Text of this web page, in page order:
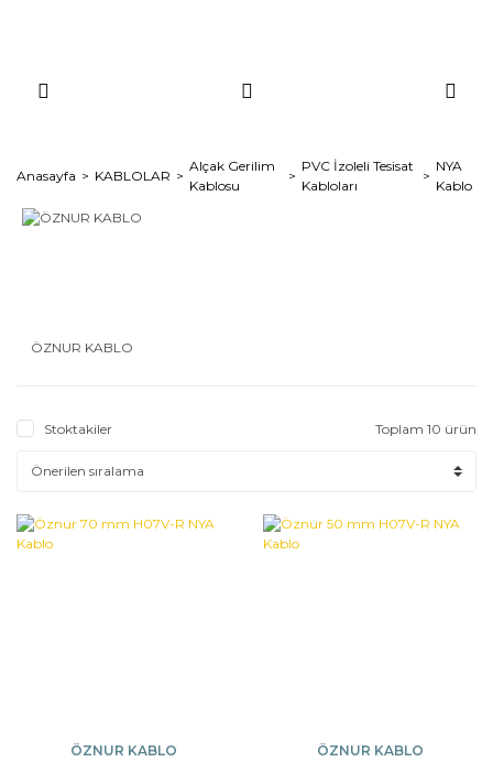
Anasayfa KABLOLAR
Alçak Gerilim
Kablosu
PVC İzoleli Tesisat
Kabloları
NYA
Kablo
ÖZNUR KABLO
Stoktakiler Toplam 10 ürün
ÖZNUR KABLO ÖZNUR KABLO